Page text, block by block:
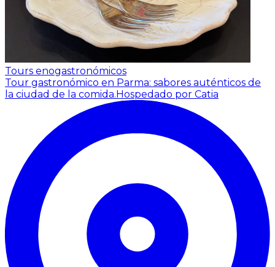
Tours enogastronómicos
Tour gastronómico en Parma: sabores auténticos de
la ciudad de la comida.Hospedado por Catia